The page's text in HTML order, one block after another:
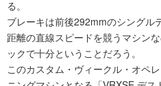
る。
ブレーキは前後292mmのシングル
距離の直線スピードを競うマシン
ックで十分ということだろう。
このカスタム・ヴィークル・オペ